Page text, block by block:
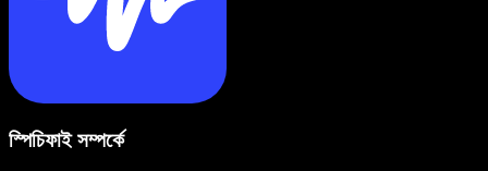
স্পিচিফাই সম্পর্কে